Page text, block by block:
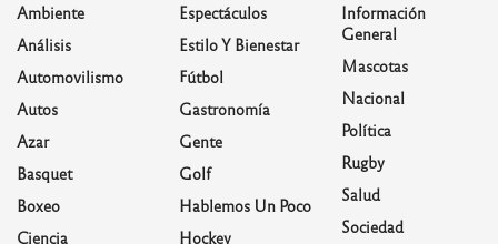
Ambiente
Análisis
Automovilismo
Autos
Azar
Basquet
Boxeo
Ciencia
Espectáculos
Estilo Y Bienestar
Fútbol
Gastronomía
Gente
Golf
Hablemos Un Poco
Hockey
Información
General
Mascotas
Nacional
Política
Rugby
Salud
Sociedad